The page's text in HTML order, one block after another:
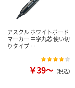
アスクル ホワイトボード
マーカー 中字丸芯 使い切
りタイプ …
￥39～ （税込）